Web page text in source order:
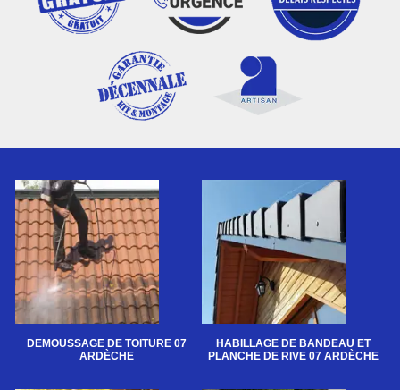
DEMOUSSAGE DE TOITURE 07
ARDÈCHE
HABILLAGE DE BANDEAU ET
PLANCHE DE RIVE 07 ARDÈCHE